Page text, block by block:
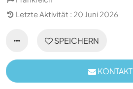
Letzte Aktivität : 20 Juni 2026
SPEICHERN
KONTAKT